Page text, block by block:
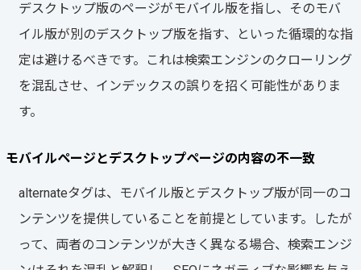
デスクトップ版のページがモバイル版を指し、そのモバ
イル版が別のデスクトップ版を指す、といった循環的な指
定は避けるべきです。これは検索エンジンのクローリング
を混乱させ、インデックスの誤りを招く可能性がありま
す。
モバイルページとデスクトップページの内容の不一致
alternateタグは、モバイル版とデスクトップ版が同一のコ
ンテンツを提供していることを前提としています。したが
って、両者のコンテンツが大きく異なる場合、検索エンジ